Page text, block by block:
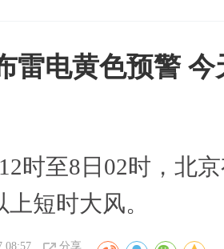
雷电黄色预警
时至8日02时，北
短时大风。
08:57 分享